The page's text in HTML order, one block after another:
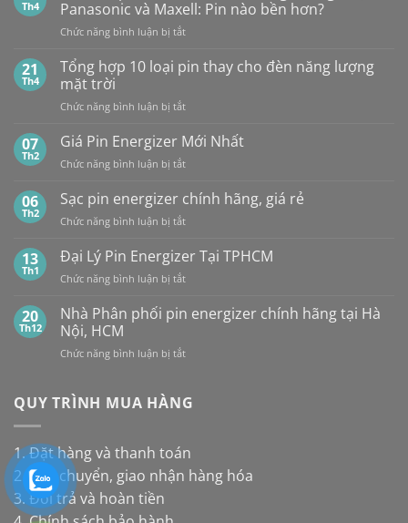
10
Viên
ĐẠI
LÝ
SỈ
TẠI
NỘI
TÍN,
CHIẾT
CAO,
HÀNG
CHÍNH
Th4
Panasonic và Maxell: Pin nào bền hơn?
Chức năng bình luận bị tắtở
sánh
của
hãng:
Panasonic
Maxell:
Pin
bền
hơn?
21
Th4
Tổng hợp 10 loại pin thay cho đèn năng lượng
mặt trời
Chức năng bình luận bị tắtở
hợp
loại
thay
đèn
lượng
mặt
07
Th2
Giá Pin Energizer Mới Nhất
Chức năng bình luận bị tắtở
Pin
Mới
06
Th2
Sạc pin energizer chính hãng, giá rẻ
Chức năng bình luận bị tắtở
pin
energizer
chính
giá
13
Th1
Đại Lý Pin Energizer Tại TPHCM
Chức năng bình luận bị tắtở
Lý
Tại
20
Th12
Nhà Phân phối pin energizer chính hãng tại Hà
Nội, HCM
Chức năng bình luận bị tắtở
phối
hãng
tại
QUY TRÌNH MUA HÀNG
1. Đặt hàng và thanh toán
2. Vận chuyển, giao nhận hàng hóa
3. Đổi trả và hoàn tiền